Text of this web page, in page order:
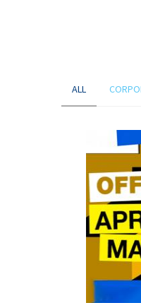
ALL